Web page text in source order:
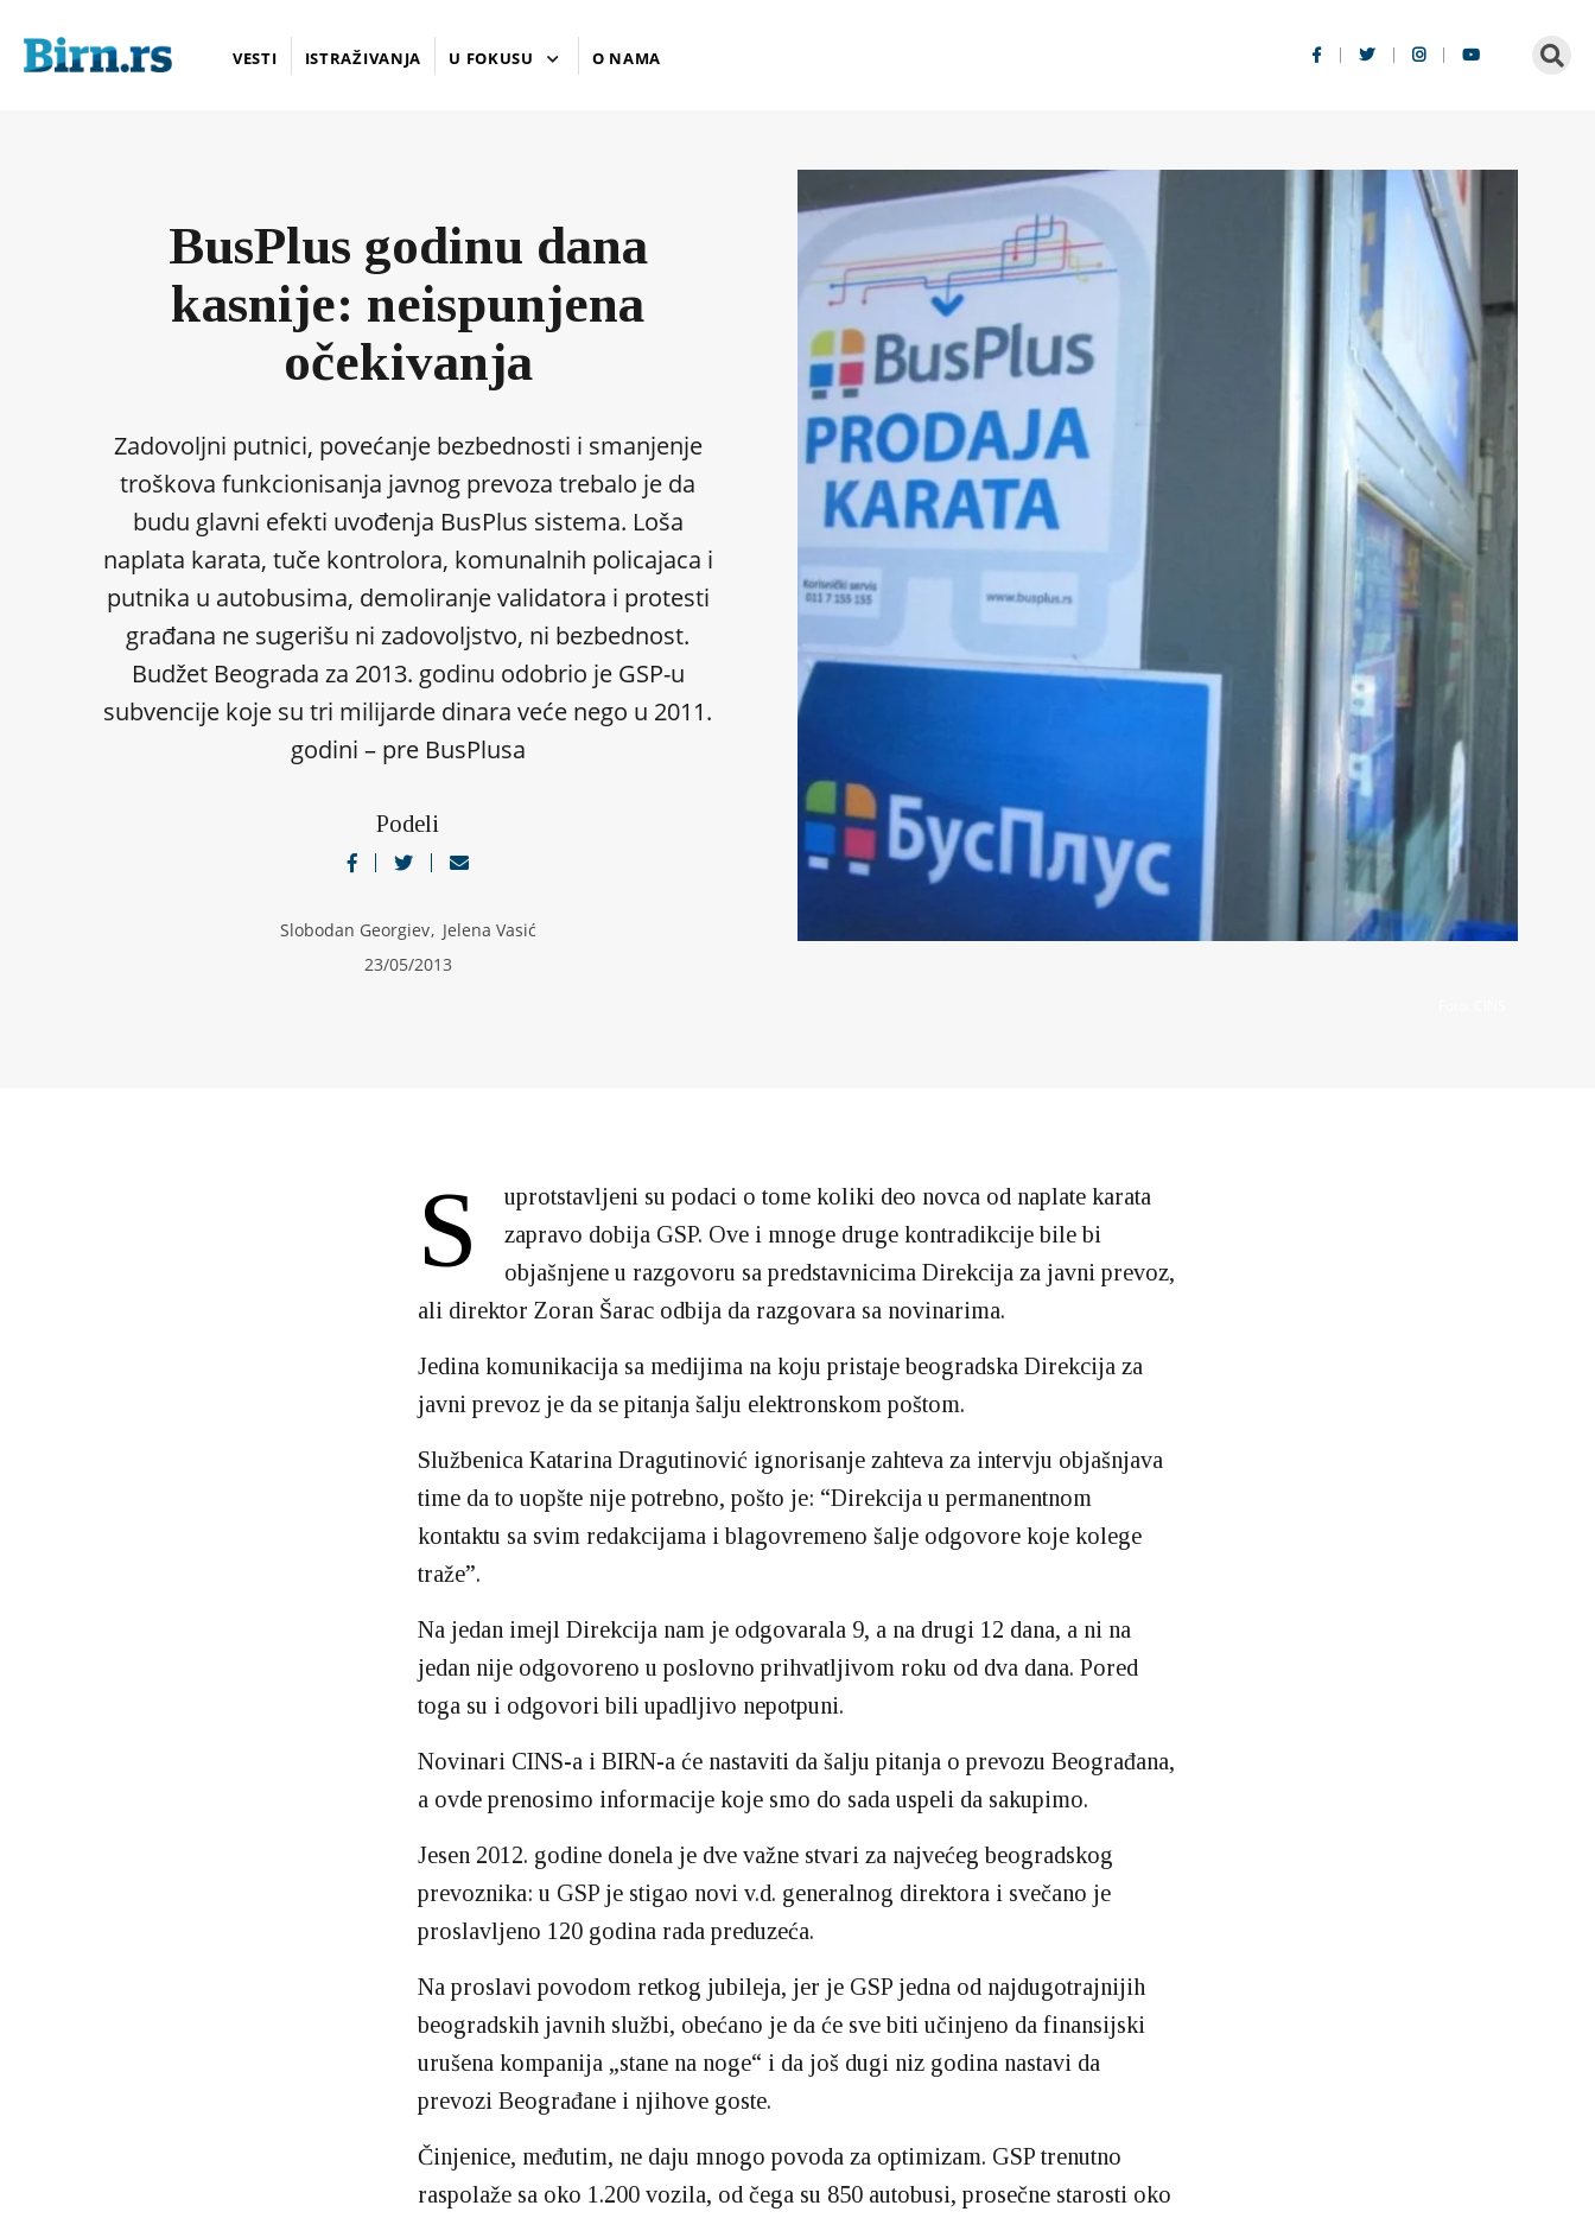
VESTI ISTRAŽIVANJA U FOKUSU O NAMA
BusPlus godinu dana
kasnije: neispunjena
očekivanja
Zadovoljni putnici, povećanje bezbednosti i smanjenje
troškova funkcionisanja javnog prevoza trebalo je da
budu glavni efekti uvođenja BusPlus sistema. Loša
naplata karata, tuče kontrolora, komunalnih policajaca i
putnika u autobusima, demoliranje validatora i protesti
građana ne sugerišu ni zadovoljstvo, ni bezbednost.
Budžet Beograda za 2013. godinu odobrio je GSP-u
subvencije koje su tri milijarde dinara veće nego u 2011.
godini – pre BusPlusa
Podeli
Slobodan Georgiev, Jelena Vasić
23/05/2013
S
uprotstavljeni su podaci o tome koliki deo novca od naplate karata
zapravo dobija GSP. Ove i mnoge druge kontradikcije bile bi
objašnjene u razgovoru sa predstavnicima Direkcija za javni prevoz,
ali direktor Zoran Šarac odbija da razgovara sa novinarima.
Jedina komunikacija sa medijima na koju pristaje beogradska Direkcija za
javni prevoz je da se pitanja šalju elektronskom poštom.
Službenica Katarina Dragutinović ignorisanje zahteva za intervju objašnjava
time da to uopšte nije potrebno, pošto je: “Direkcija u permanentnom
kontaktu sa svim redakcijama i blagovremeno šalje odgovore koje kolege
traže”.
Na jedan imejl Direkcija nam je odgovarala 9, a na drugi 12 dana, a ni na
jedan nije odgovoreno u poslovno prihvatljivom roku od dva dana. Pored
toga su i odgovori bili upadljivo nepotpuni.
Novinari CINS-a i BIRN-a će nastaviti da šalju pitanja o prevozu Beograđana,
a ovde prenosimo informacije koje smo do sada uspeli da sakupimo.
Jesen 2012. godine donela je dve važne stvari za najvećeg beogradskog
prevoznika: u GSP je stigao novi v.d. generalnog direktora i svečano je
proslavljeno 120 godina rada preduzeća.
Na proslavi povodom retkog jubileja, jer je GSP jedna od najdugotrajnijih
beogradskih javnih službi, obećano je da će sve biti učinjeno da finansijski
urušena kompanija „stane na noge“ i da još dugi niz godina nastavi da
prevozi Beograđane i njihove goste.
Činjenice, međutim, ne daju mnogo povoda za optimizam. GSP trenutno
raspolaže sa oko 1.200 vozila, od čega su 850 autobusi, prosečne starosti oko